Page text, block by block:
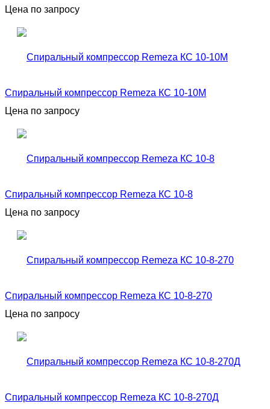
Цена по запросу
Спиральный компрессор Remeza КС 10-10М
Цена по запросу
Спиральный компрессор Remeza КС 10-8
Цена по запросу
Спиральный компрессор Remeza КС 10-8-270
Цена по запросу
Спиральный компрессор Remeza КС 10-8-270Д